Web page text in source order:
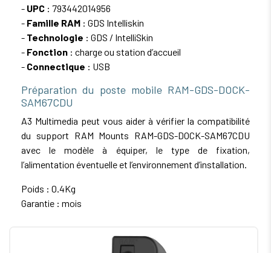
- UPC : 793442014956
- Famille RAM : GDS Intelliskin
- Technologie : GDS / IntelliSkin
- Fonction : charge ou station d’accueil
- Connectique : USB
Préparation du poste mobile RAM-GDS-DOCK-
SAM67CDU
A3 Multimedia peut vous aider à vérifier la compatibilité
du support RAM Mounts RAM-GDS-DOCK-SAM67CDU
avec le modèle à équiper, le type de fixation,
l’alimentation éventuelle et l’environnement d’installation.
Poids : 0.4Kg
Garantie : mois